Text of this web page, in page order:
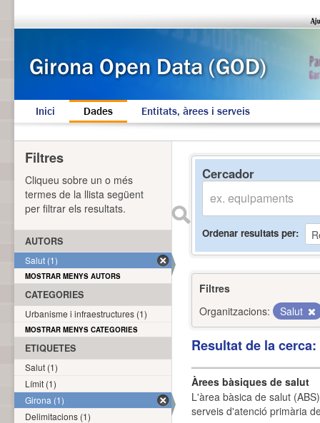
Inici Dades Entitats, àrees i serveis
Cercador
Ordenar resultats per
Filtres
Organitzacions:
Salut
Resultat de la
Àrees bàsiques de salut
L'àrea bàsica de salut
serveis d'atenció primària
Filtres
Cliqueu sobre un o més
termes de la llista següent
per filtrar els resultats.
AUTORS
Salut (1)
MOSTRAR MENYS AUTORS
CATEGORIES
Urbanisme i infraestructures (1)
MOSTRAR MENYS CATEGORIES
ETIQUETES
Salut (1)
Límit (1)
Girona (1)
Delimitacions (1)